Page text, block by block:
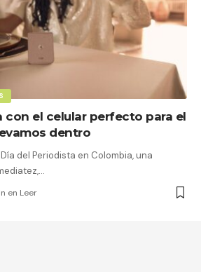
con el celular perfecto para el
dentro
del Periodista en Colombia, una
en Leer